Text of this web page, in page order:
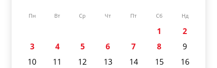
Пн Вт Ср Чт Пт Сб Нд
1
2
3
4 5 6 7 8
9
10
11 12 13 14 15
16